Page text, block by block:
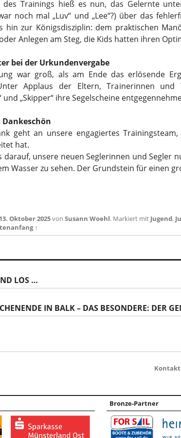
des Trainings hieß es nun, das Gelernte
noch mal „Luv“ und „Lee“?) über das
hin zur Königsdisziplin: dem praktischen
Anlegen am Steg, die Kids hatten ihren
bei der Urkundenvergabe
war groß, als am Ende das erlösende
Applaus der Eltern, Trainerinnen und
und „Skipper“ ihre Segelscheine
Dankeschön
geht an unsere engagiertes
hat.
darauf, unsere neuen Seglerinnen und Segler
Wasser zu sehen. Der Grundstein für einen
13. Oktober 2025von Susann Woehl. Markiert mit Jugend,
↑
LOS …
IN BALK – DAS BESONDERE: DER
Bronze-Partner
Kontakt